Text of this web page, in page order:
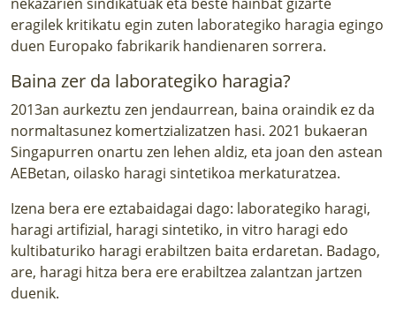
eragilek kritikatu egin zuten laborategiko haragia egingo
duen Europako fabrikarik handienaren sorrera.
Baina zer da laborategiko haragia?
2013an aurkeztu zen jendaurrean, baina oraindik ez da
normaltasunez komertzializatzen hasi. 2021 bukaeran
Singapurren onartu zen lehen aldiz, eta joan den astean
AEBetan, oilasko haragi sintetikoa merkaturatzea.
Izena bera ere eztabaidagai dago: laborategiko haragi,
haragi artifizial, haragi sintetiko, in vitro haragi edo
kultibaturiko haragi erabiltzen baita erdaretan. Badago,
are, haragi hitza bera ere erabiltzea zalantzan jartzen
duenik.